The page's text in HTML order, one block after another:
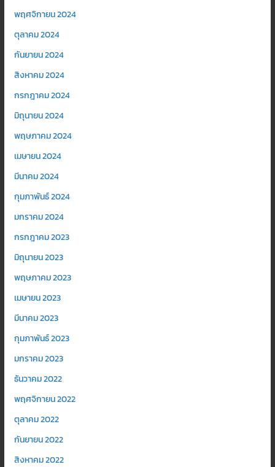
พฤศจิกายน 2024
ตุลาคม 2024
กันยายน 2024
สิงหาคม 2024
กรกฎาคม 2024
มิถุนายน 2024
พฤษภาคม 2024
เมษายน 2024
มีนาคม 2024
กุมภาพันธ์ 2024
มกราคม 2024
กรกฎาคม 2023
มิถุนายน 2023
พฤษภาคม 2023
เมษายน 2023
มีนาคม 2023
กุมภาพันธ์ 2023
มกราคม 2023
ธันวาคม 2022
พฤศจิกายน 2022
ตุลาคม 2022
กันยายน 2022
สิงหาคม 2022